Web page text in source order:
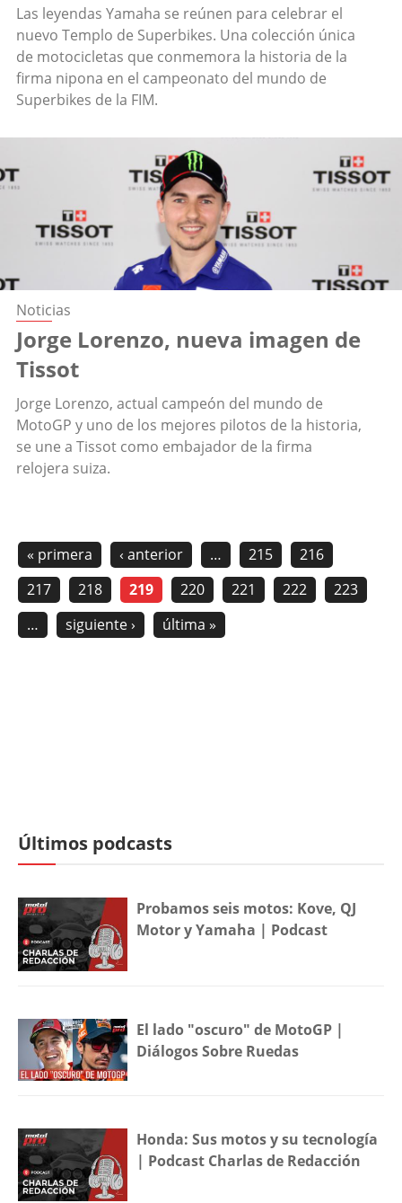
Las leyendas Yamaha se reúnen para celebrar el
nuevo Templo de Superbikes. Una colección única
de motocicletas que conmemora la historia de la
firma nipona en el campeonato del mundo de
Superbikes de la FIM.
Noticias
Jorge Lorenzo, nueva imagen de
Tissot
Jorge Lorenzo, actual campeón del mundo de
MotoGP y uno de los mejores pilotos de la historia,
se une a Tissot como embajador de la firma
relojera suiza.
« primera ‹ anterior … 215
216
217
218 219 220 221 222
223
…
siguiente › última »
Últimos podcasts
Probamos seis motos: Kove, QJ
Motor y Yamaha | Podcast
El lado "oscuro" de MotoGP |
Diálogos Sobre Ruedas
Honda: Sus motos y su tecnología
| Podcast Charlas de Redacción